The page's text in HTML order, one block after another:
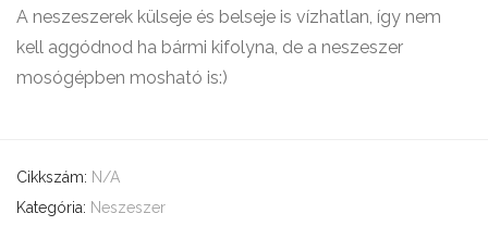
A neszeszerek külseje és belseje is vízhatlan, így nem
kell aggódnod ha bármi kifolyna, de a neszeszer
mosógépben mosható is:)
Cikkszám: N/A
Kategória: Neszeszer